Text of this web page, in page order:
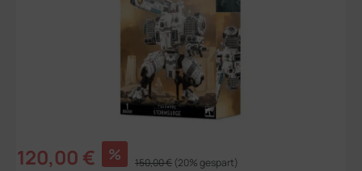
Verkaufspreis:
120,00 € % Regulärer Preis:
150,00 € (20% gespart)